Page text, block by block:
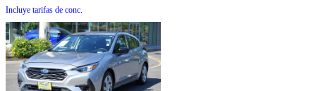
Incluye tarifas de conc.